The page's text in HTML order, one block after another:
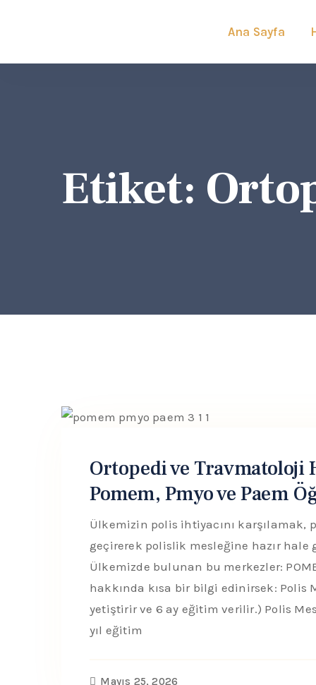
Ana Sayfa
Etiket:
Ortopedi ve Travmatoloji
Pomem, Pmyo ve Paem
Ülkemizin polis ihtiyacını
geçirerek polislik mesleğine hazır
Ülkemizde bulunan bu merkezler:
hakkında kısa bir bilgi edinirsek: Polis
yetiştirir ve 6 ay eğitim verilir.) Polis
yıl eğitim
Mayıs 25, 2026